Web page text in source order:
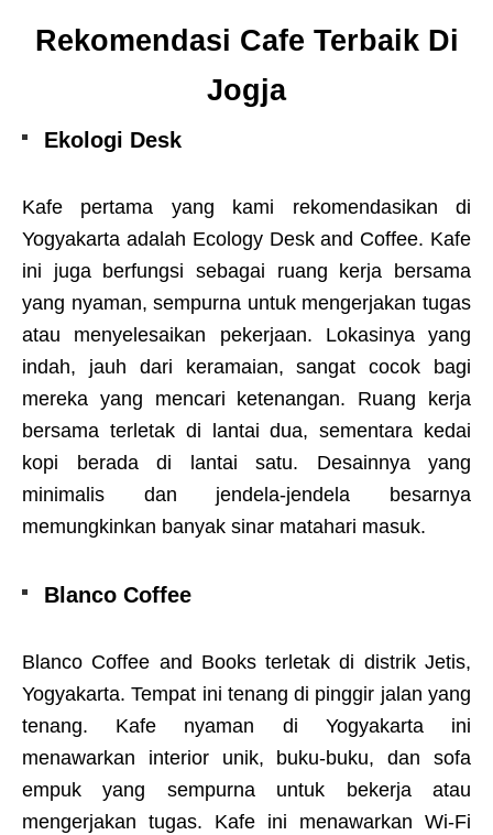
Rekomendasi Cafe Terbaik Di
Jogja
Ekologi Desk
Kafe pertama yang kami rekomendasikan di
Yogyakarta adalah Ecology Desk and Coffee. Kafe
ini juga berfungsi sebagai ruang kerja bersama
yang nyaman, sempurna untuk mengerjakan tugas
atau menyelesaikan pekerjaan. Lokasinya yang
indah, jauh dari keramaian, sangat cocok bagi
mereka yang mencari ketenangan. Ruang kerja
bersama terletak di lantai dua, sementara kedai
kopi berada di lantai satu. Desainnya yang
minimalis dan jendela-jendela besarnya
memungkinkan banyak sinar matahari masuk.
Blanco Coffee
Blanco Coffee and Books terletak di distrik Jetis,
Yogyakarta. Tempat ini tenang di pinggir jalan yang
tenang. Kafe nyaman di Yogyakarta ini
menawarkan interior unik, buku-buku, dan sofa
empuk yang sempurna untuk bekerja atau
mengerjakan tugas. Kafe ini menawarkan Wi-Fi